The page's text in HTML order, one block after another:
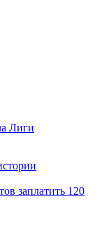
Лиги
заплатить 120